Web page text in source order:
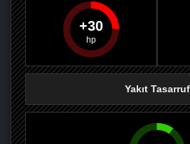
PAYLAŞPAYLAŞPLUS'TA
30
Yakıt Tasarruf